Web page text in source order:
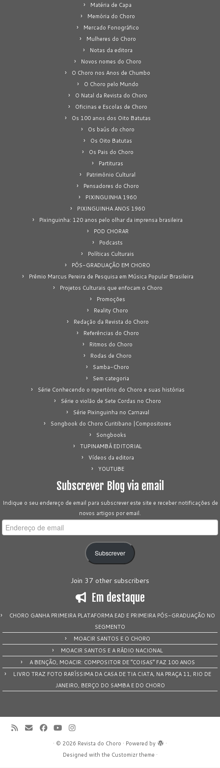
Matéria de Capa
Memória do Choro
Mercado Fonográfico
Mulheres do Choro
Notas da editora
Novos nomes do Choro
O Choro nos Anos de Chumbo
O Choro pelo Mundo
O Natal da Revista do Choro
Oficinas e Escolas de Choro
Os 100 anos dos Oito Batutas
Os baús do choro
Os Oito Batutas
Os Pais do Choro
Partituras
Patrimônio Cultural
Pensadores do Choro
PIXINGUINHA 1960
PIXINGUINHA ANOS 1960
Pixinguinha: 120 anos pelo olhar da imprensa brasileira
POD CHORAR
Podcasts
Políticas Culturais
PÓS-GRADUAÇÃO EM CHORO
Prêmio Marcus Pereira de Pesquisa em Música Popular Brasileira
Projetos Culturais que enfocam o Choro
Promoções
Reality Choro
Redação da Revista do Choro
Referências do Choro
Ritmos do Choro
Rodas de Choro
Samba-Choro
Sem categoria
Série Conhecendo o repertório do Choro e suas histórias
Série o violão de Sete Cordas no Choro
Série Pixinguinha no Carnaval
Songbook do Choro Curitibano |Compositores
Songbooks
TUPINAMBÁ EDITORIAL
Vídeos da editora
YOUTUBE
Subscrever Blog via email
Indique o seu endereço de email para subscrever este site e receber notificações de
novos artigos por email.
Endereço
de
Subscrever
Join 37 other subscribers
Em destaque
CHORO GANHA PRIMEIRA PLATAFORMA EAD E PRIMEIRA PÓS-GRADUAÇÃO NO
SEGMENTO
MOACIR SANTOS E O CHORO
MOACIR SANTOS E A RÁDIO NACIONAL
A BENÇÃO, MOACIR: COMPOSITOR DE “COISAS” FAZ 100 ANOS
LIVRO TRAZ FOTO RARÍSSIMA DA CASA DE TIA CIATA, NA PRAÇA 11, RIO DE
JANEIRO, BERÇO DO SAMBA E DO CHORO
· © 2026 Revista do Choro · Powered by
·
Designed with the Customizr theme ·